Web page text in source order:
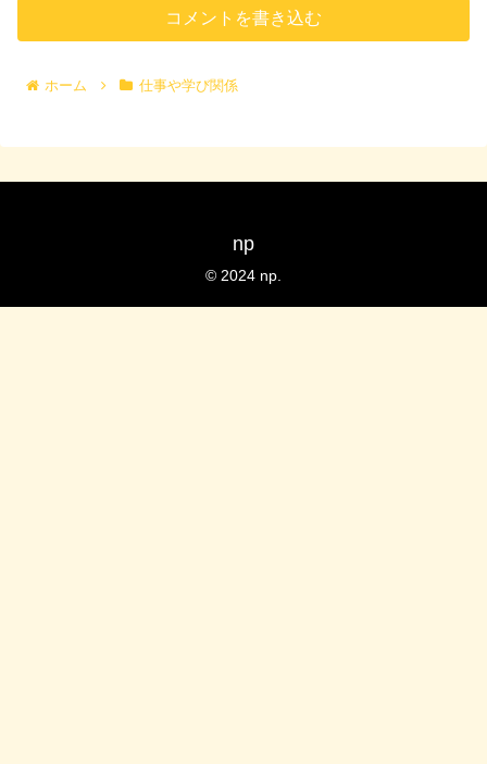
コメントを書き込む
ホーム 仕事や学び関係
np
© 2024 np.